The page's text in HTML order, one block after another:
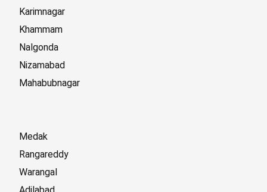
Karimnagar
Khammam
Nalgonda
Nizamabad
Mahabubnagar
Medak
Rangareddy
Warangal
Adilabad